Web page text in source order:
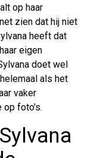
op haar
zien dat hij niet
heeft dat
eigen
doet wel
als het
vaker
op foto's.